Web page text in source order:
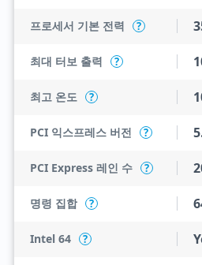
프로세서 기본 전력 ?
최대 터보 출력 ?
최고 온도 ?
PCI 익스프레스 버전 ?
PCI Express 레인 수 ?
명령 집합 ?
Intel 64 ?